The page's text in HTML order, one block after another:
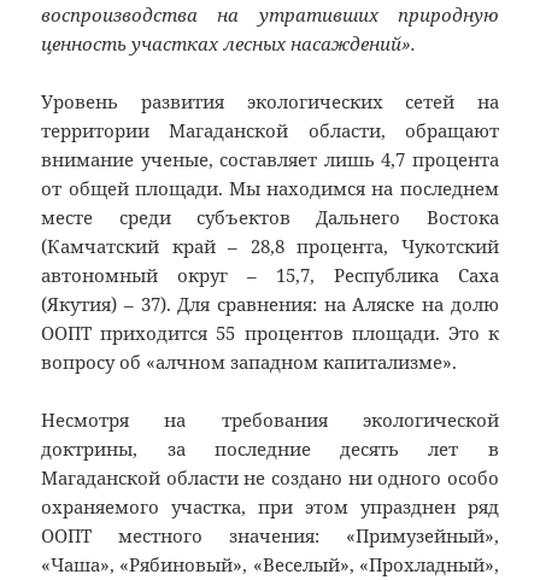
воспроизводства на утративших природную
ценность участках лесных насаждений».
Уровень развития экологических сетей на
территории Магаданской области, обращают
внимание ученые, составляет лишь 4,7 процента
от общей площади. Мы находимся на последнем
месте среди субъектов Дальнего Востока
(Камчатский край – 28,8 процента, Чукотский
автономный округ – 15,7, Республика Саха
(Якутия) – 37). Для сравнения: на Аляске на долю
ООПТ приходится 55 процентов площади. Это к
вопросу об «алчном западном капитализме».
Несмотря на требования экологической
доктрины, за последние десять лет в
Магаданской области не создано ни одного особо
охраняемого участка, при этом упразднен ряд
ООПТ местного значения: «Примузейный»,
«Чаша», «Рябиновый», «Веселый», «Прохладный»,